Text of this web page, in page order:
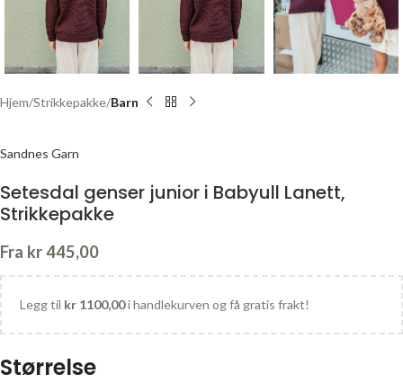
Hjem Strikkepakke Barn
Sandnes Garn
Setesdal genser junior i Babyull Lanett,
Strikkepakke
Fra kr445,00
Legg til kr 1100,00i handlekurven og få gratis frakt!
Størrelse